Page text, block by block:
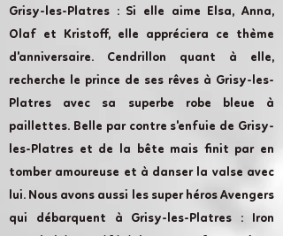
Grisy-les-Platres : Si elle aime Elsa, Anna,
Olaf et Kristoff, elle appréciera ce thème
d'anniversaire. Cendrillon quant à elle,
recherche le prince de ses rêves à Grisy-les-
Platres avec sa superbe robe bleue à
paillettes. Belle par contre s'enfuie de Grisy-
les-Platres et de la bête mais finit par en
tomber amoureuse et à danser la valse avec
lui. Nous avons aussi les super héros Avengers
qui débarquent à Grisy-les-Platres : Iron